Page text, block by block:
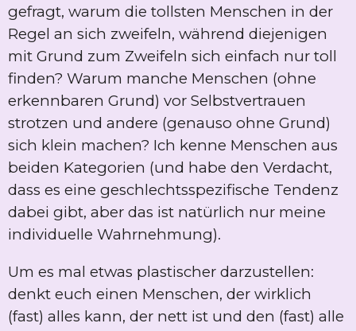
gefragt, warum die tollsten Menschen in der
Regel an sich zweifeln, während diejenigen
mit Grund zum Zweifeln sich einfach nur toll
finden? Warum manche Menschen (ohne
erkennbaren Grund) vor Selbstvertrauen
strotzen und andere (genauso ohne Grund)
sich klein machen? Ich kenne Menschen aus
beiden Kategorien (und habe den Verdacht,
dass es eine geschlechtsspezifische Tendenz
dabei gibt, aber das ist natürlich nur meine
individuelle Wahrnehmung).
Um es mal etwas plastischer darzustellen:
denkt euch einen Menschen, der wirklich
(fast) alles kann, der nett ist und den (fast) alle